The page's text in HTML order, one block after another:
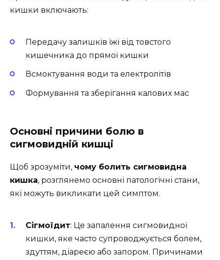
кишки включають:
Передачу залишків їжі від товстого
кишечника до прямої кишки
Всмоктування води та електролітів
Формування та зберігання калових мас
Основні причини болю в
сигмовидній кишці
Щоб зрозуміти, чому болить сигмовидна
кишка, розглянемо основні патологічні стани,
які можуть викликати цей симптом.
Сігмоїдит: Це запалення сигмовидної
кишки, яке часто супроводжується болем,
здуттям, діареєю або запором. Причинами